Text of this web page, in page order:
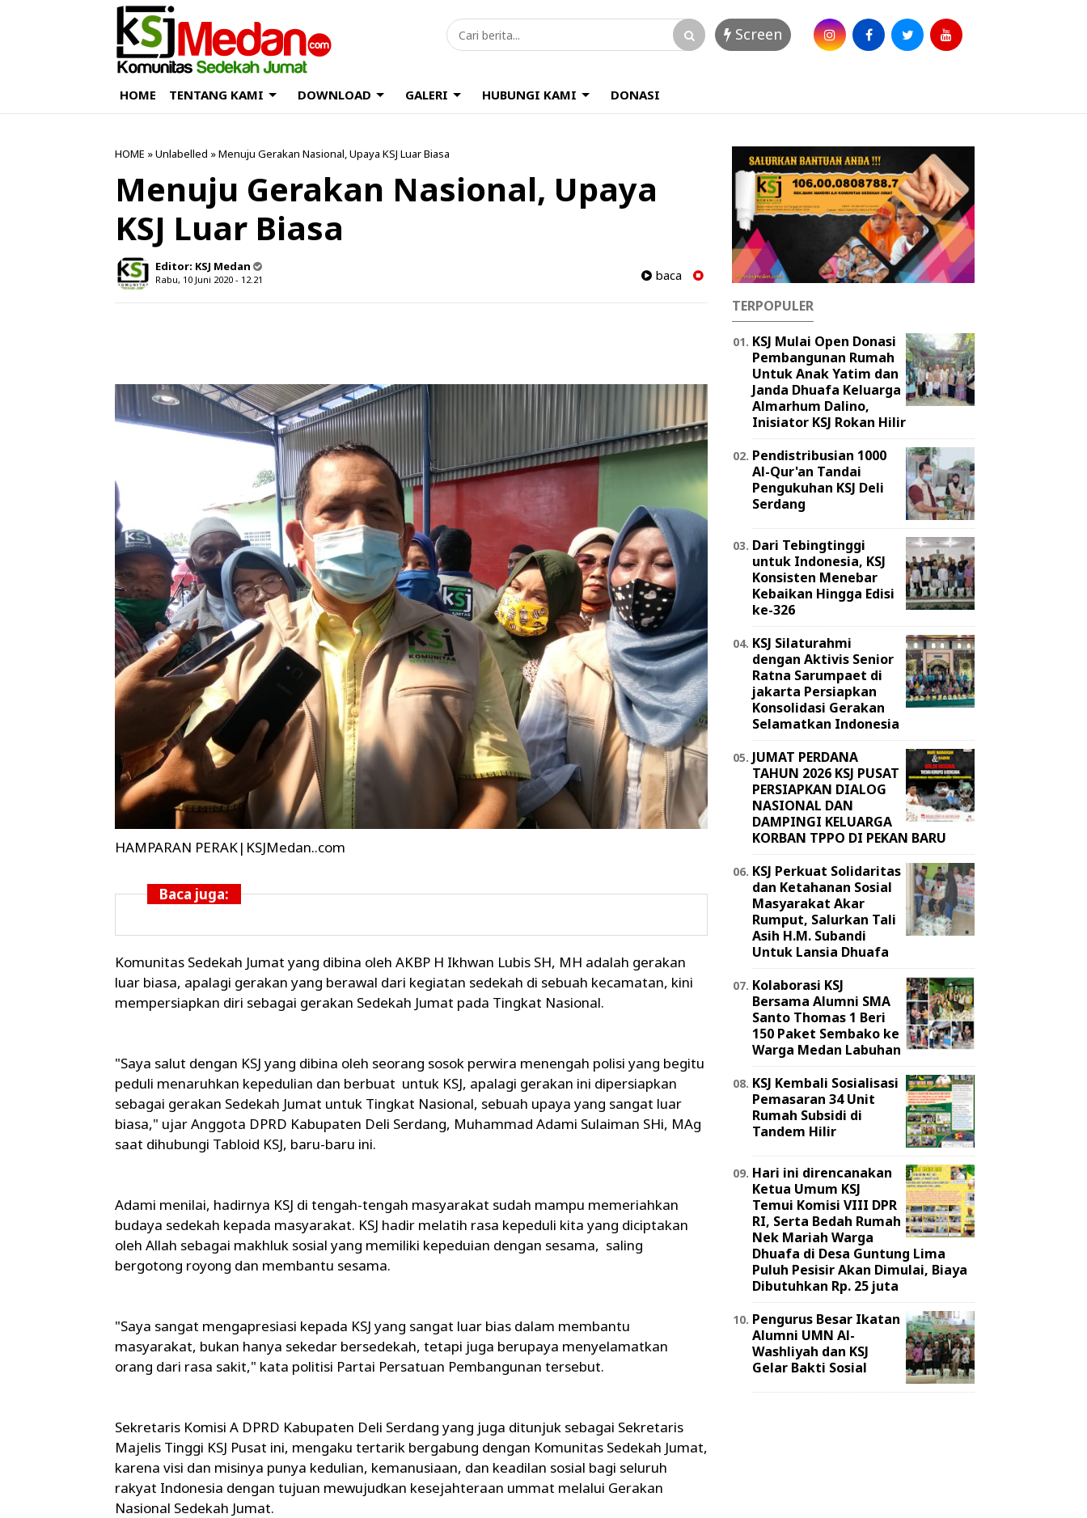
Screen
HOME TENTANG KAMI DOWNLOAD GALERI HUBUNGI KAMI DONASI
HOME » Unlabelled » Menuju Gerakan Nasional, Upaya KSJ Luar Biasa
Menuju Gerakan Nasional, Upaya
KSJ Luar Biasa
Editor: KSJ Medan
Rabu, 10 Juni 2020 - 12.21 baca
HAMPARAN PERAK|KSJMedan..com
Baca juga:
Komunitas Sedekah Jumat yang dibina oleh AKBP H Ikhwan Lubis SH, MH adalah gerakan
luar biasa, apalagi gerakan yang berawal dari kegiatan sedekah di sebuah kecamatan, kini
mempersiapkan diri sebagai gerakan Sedekah Jumat pada Tingkat Nasional.
"Saya salut dengan KSJ yang dibina oleh seorang sosok perwira menengah polisi yang begitu
peduli menaruhkan kepedulian dan berbuat untuk KSJ, apalagi gerakan ini dipersiapkan
sebagai gerakan Sedekah Jumat untuk Tingkat Nasional, sebuah upaya yang sangat luar
biasa," ujar Anggota DPRD Kabupaten Deli Serdang, Muhammad Adami Sulaiman SHi, MAg
saat dihubungi Tabloid KSJ, baru-baru ini.
Adami menilai, hadirnya KSJ di tengah-tengah masyarakat sudah mampu memeriahkan
budaya sedekah kepada masyarakat. KSJ hadir melatih rasa kepeduli kita yang diciptakan
oleh Allah sebagai makhluk sosial yang memiliki kepeduian dengan sesama, saling
bergotong royong dan membantu sesama.
"Saya sangat mengapresiasi kepada KSJ yang sangat luar bias dalam membantu
masyarakat, bukan hanya sekedar bersedekah, tetapi juga berupaya menyelamatkan
orang dari rasa sakit," kata politisi Partai Persatuan Pembangunan tersebut.
Sekretaris Komisi A DPRD Kabupaten Deli Serdang yang juga ditunjuk sebagai Sekretaris
Majelis Tinggi KSJ Pusat ini, mengaku tertarik bergabung dengan Komunitas Sedekah Jumat,
karena visi dan misinya punya kedulian, kemanusiaan, dan keadilan sosial bagi seluruh
rakyat Indonesia dengan tujuan mewujudkan kesejahteraan ummat melalui Gerakan
Nasional Sedekah Jumat.
TERPOPULER
KSJ Mulai Open Donasi
Pembangunan Rumah
Untuk Anak Yatim dan
Janda Dhuafa Keluarga
Almarhum Dalino,
Inisiator KSJ Rokan Hilir
Pendistribusian 1000
Al-Qur'an Tandai
Pengukuhan KSJ Deli
Serdang
Dari Tebingtinggi
untuk Indonesia, KSJ
Konsisten Menebar
Kebaikan Hingga Edisi
ke-326
KSJ Silaturahmi
dengan Aktivis Senior
Ratna Sarumpaet di
jakarta Persiapkan
Konsolidasi Gerakan
Selamatkan Indonesia
JUMAT PERDANA
TAHUN 2026 KSJ PUSAT
PERSIAPKAN DIALOG
NASIONAL DAN
DAMPINGI KELUARGA
KORBAN TPPO DI PEKAN BARU
KSJ Perkuat Solidaritas
dan Ketahanan Sosial
Masyarakat Akar
Rumput, Salurkan Tali
Asih H.M. Subandi
Untuk Lansia Dhuafa
Kolaborasi KSJ
Bersama Alumni SMA
Santo Thomas 1 Beri
150 Paket Sembako ke
Warga Medan Labuhan
KSJ Kembali Sosialisasi
Pemasaran 34 Unit
Rumah Subsidi di
Tandem Hilir
Hari ini direncanakan
Ketua Umum KSJ
Temui Komisi VIII DPR
RI, Serta Bedah Rumah
Nek Mariah Warga
Dhuafa di Desa Guntung Lima
Puluh Pesisir Akan Dimulai, Biaya
Dibutuhkan Rp. 25 juta
Pengurus Besar Ikatan
Alumni UMN Al-
Washliyah dan KSJ
Gelar Bakti Sosial